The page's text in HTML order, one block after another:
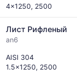
4x1250, 2500
Лист Рифленый
an6
AISI 304
1.5x1250, 2500